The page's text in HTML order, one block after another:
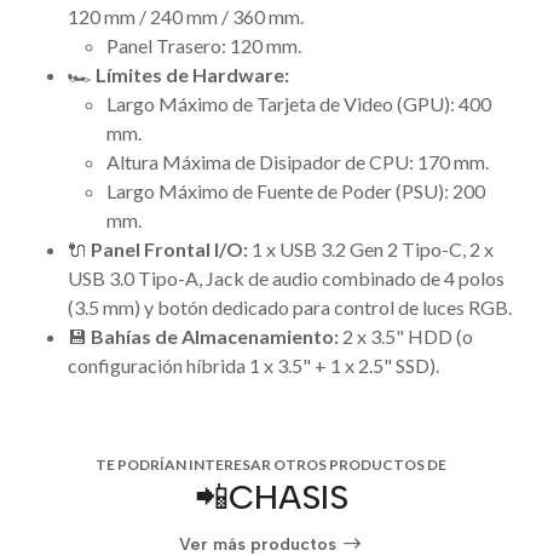
120 mm / 240 mm / 360 mm.
Panel Trasero: 120 mm.
🏎️ Límites de Hardware:
Largo Máximo de Tarjeta de Video (GPU): 400
mm.
Altura Máxima de Disipador de CPU: 170 mm.
Largo Máximo de Fuente de Poder (PSU): 200
mm.
🔌 Panel Frontal I/O: 1 x USB 3.2 Gen 2 Tipo-C, 2 x
USB 3.0 Tipo-A, Jack de audio combinado de 4 polos
(3.5 mm) y botón dedicado para control de luces RGB.
💾 Bahías de Almacenamiento: 2 x 3.5" HDD (o
configuración híbrida 1 x 3.5" + 1 x 2.5" SSD).
TE PODRÍAN INTERESAR OTROS PRODUCTOS DE
📲CHASIS
Ver más productos